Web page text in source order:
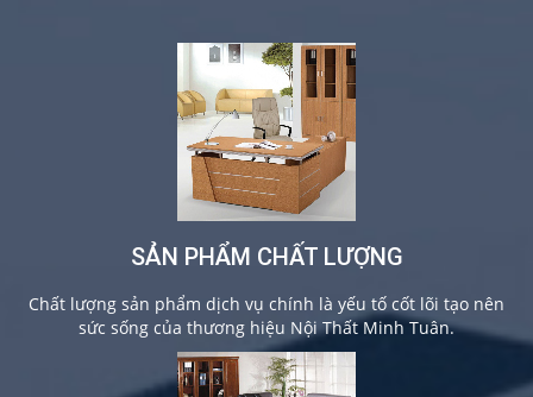
SẢN PHẨM CHẤT LƯỢNG
Chất lượng sản phẩm dịch vụ chính là yếu tố cốt lõi tạo nên
sức sống của thương hiệu Nội Thất Minh Tuân.